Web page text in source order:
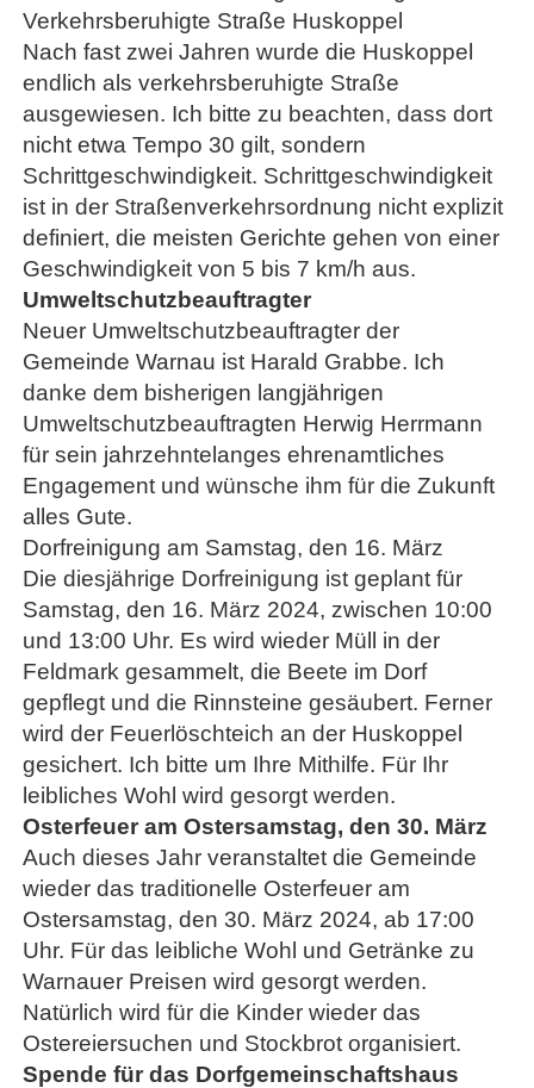
Verkehrsberuhigte Straße Huskoppel
Nach fast zwei Jahren wurde die Huskoppel
endlich als verkehrsberuhigte Straße
ausgewiesen. Ich bitte zu beachten, dass dort
nicht etwa Tempo 30 gilt, sondern
Schrittgeschwindigkeit. Schrittgeschwindigkeit
ist in der Straßenverkehrsordnung nicht explizit
definiert, die meisten Gerichte gehen von einer
Geschwindigkeit von 5 bis 7 km/h aus.
Umweltschutzbeauftragter
Neuer Umweltschutzbeauftragter der
Gemeinde Warnau ist Harald Grabbe. Ich
danke dem bisherigen langjährigen
Umweltschutzbeauftragten Herwig Herrmann
für sein jahrzehntelanges ehrenamtliches
Engagement und wünsche ihm für die Zukunft
alles Gute.
Dorfreinigung am Samstag, den 16. März
Die diesjährige Dorfreinigung ist geplant für
Samstag, den 16. März 2024, zwischen 10:00
und 13:00 Uhr. Es wird wieder Müll in der
Feldmark gesammelt, die Beete im Dorf
gepflegt und die Rinnsteine gesäubert. Ferner
wird der Feuerlöschteich an der Huskoppel
gesichert. Ich bitte um Ihre Mithilfe. Für Ihr
leibliches Wohl wird gesorgt werden.
Osterfeuer am Ostersamstag, den 30. März
Auch dieses Jahr veranstaltet die Gemeinde
wieder das traditionelle Osterfeuer am
Ostersamstag, den 30. März 2024, ab 17:00
Uhr. Für das leibliche Wohl und Getränke zu
Warnauer Preisen wird gesorgt werden.
Natürlich wird für die Kinder wieder das
Ostereiersuchen und Stockbrot organisiert.
Spende für das Dorfgemeinschaftshaus